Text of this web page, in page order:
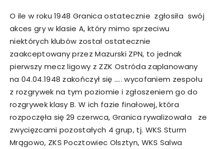
O ile w roku 1948 Granica ostatecznie zgłosiła swój
akces gry w klasie A, który mimo sprzeciwu
niektórych klubów został ostatecznie
zaakceptowany przez Mazurski ZPN, to jednak
pierwszy mecz ligowy z ZZK Ostróda zaplanowany
na 04.04.1948 zakończył się ….. wycofaniem zespołu
z rozgrywek na tym poziomie i zgłoszeniem go do
rozgrywek klasy B. W ich fazie finałowej, która
rozpoczęła się 29 czerwca, Granica rywalizowała ze
zwycięzcami pozostałych 4 grup, tj. WKS Sturm
Mrągowo, ZKS Pocztowiec Olsztyn, WKS Salwa